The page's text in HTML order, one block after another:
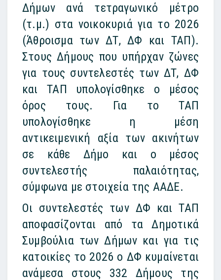
Δήμων ανά τετραγωνικό μέτρο
(τ.μ.) στα νοικοκυριά για το 2026
(Άθροισμα των ΔΤ, ΔΦ και ΤΑΠ).
Στους Δήμους που υπήρχαν ζώνες
για τους συντελεστές των ΔΤ, ΔΦ
και ΤΑΠ υπολογίσθηκε ο μέσος
όρος τους. Για το ΤΑΠ
υπολογίσθηκε η μέση
αντικειμενική αξία των ακινήτων
σε κάθε Δήμο και ο μέσος
συντελεστής παλαιότητας,
σύμφωνα με στοιχεία της ΑΑΔΕ.
Οι συντελεστές των ΔΦ και ΤΑΠ
αποφασίζονται από τα Δημοτικά
Συμβούλια των Δήμων και για τις
κατοικίες το 2026 ο ΔΦ κυμαίνεται
ανάμεσα στους 332 Δήμους της